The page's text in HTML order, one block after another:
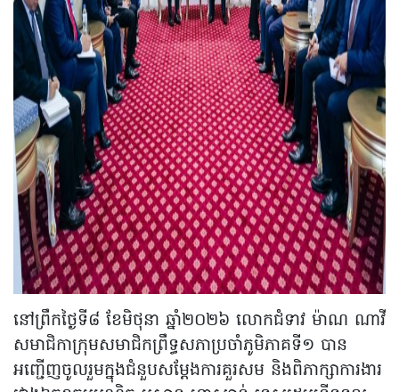
នៅព្រឹកថ្ងៃទី៨ ខែមិថុនា ឆ្នាំ២០២៦ លោកជំទាវ ម៉ាណ ណាវី
សមាជិកាក្រុមសមាជិកព្រឹទ្ធសភាប្រចាំភូមិភាគទី១ បាន
អញ្ជើញចូលរួមក្នុងជំនួបសម្តែងការគួរសម និងពិភាក្សាការងារ